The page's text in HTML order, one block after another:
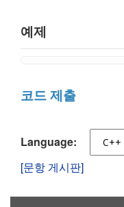
예제
코드 제출
Language:
[문항 게시판]